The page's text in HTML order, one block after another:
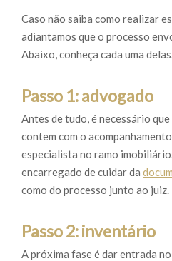
Caso não saiba como realizar
adiantamos que o processo
Abaixo, conheça cada uma
Passo 1: advogado
Antes de tudo, é necessário
contem com o
especialista no ramo
encarregado de cuidar da
como do processo junto ao juiz.
Passo 2: inventário
A próxima fase é dar entrada